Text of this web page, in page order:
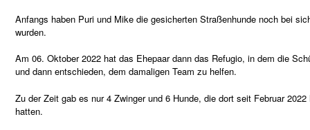
Anfangs haben Puri und Mike die gesicherten Straßenhunde noch bei
wurden.
Am 06. Oktober 2022 hat das Ehepaar dann das Refugio, in dem die
und dann entschieden, dem damaligen Team zu helfen.
Zu der Zeit gab es nur 4 Zwinger und 6 Hunde, die dort seit Februar
hatten.